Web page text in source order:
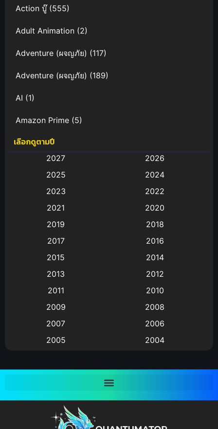
Action บู๊(555)
Adult Animation (2)
Adventure (ผจญภัย) (117)
Adventure (ผจญภัย) (189)
AI (1)
Amazon Prime (5)
Anal (ประตูหลัง)
Animation การ์ตูน
Animation อนิเมะ
Animation แอนิเมชัน
(9)
Big tits (นมใหญ่)
Bitch (ผู้หญิงร่าน)
Bondage (ทาส)(1)
เลือกดูตามปี
2027
2026
2025
2024
2023
2022
2021
2020
2019
2018
2017
2016
2015
2014
2013
2012
2011
2010
2009
2008
2007
2006
2005
2004
1997
1993